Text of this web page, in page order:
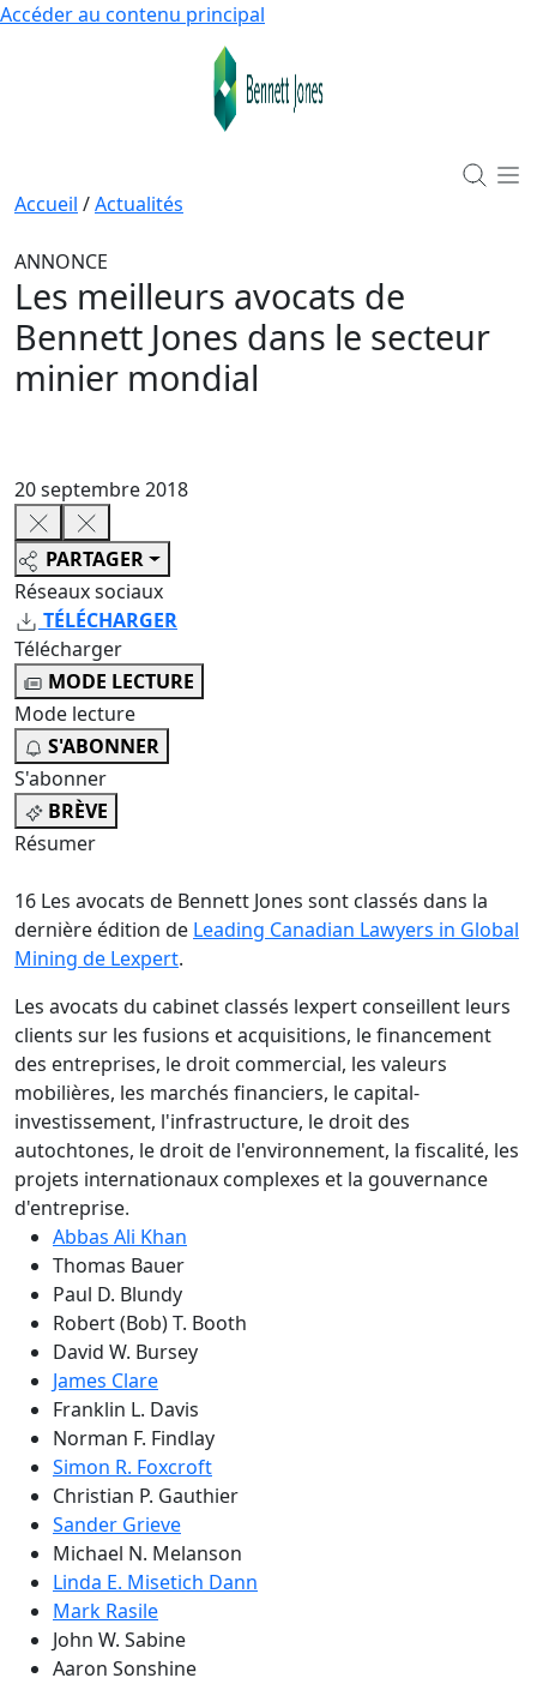
Accéder au contenu principal
Accueil /Actualités
ANNONCE
Les meilleurs avocats de
Bennett Jones dans le secteur
minier mondial
20 septembre 2018
PARTAGER
Réseaux sociaux
TÉLÉCHARGER
Télécharger
MODE LECTURE
Mode lecture
S'ABONNER
S'abonner
BRÈVE
Résumer
16 Les avocats de Bennett Jones sont classés dans la
dernière édition de Leading Canadian Lawyers in Global
Mining de Lexpert.
Les avocats du cabinet classés lexpert conseillent leurs
clients sur les fusions et acquisitions, le financement
des entreprises, le droit commercial, les valeurs
mobilières, les marchés financiers, le capital-
investissement, l'infrastructure, le droit des
autochtones, le droit de l'environnement, la fiscalité, les
projets internationaux complexes et la gouvernance
d'entreprise.
Abbas Ali Khan
Thomas Bauer
Paul D. Blundy
Robert (Bob) T. Booth
David W. Bursey
James Clare
Franklin L. Davis
Norman F. Findlay
Simon R. Foxcroft
Christian P. Gauthier
Sander Grieve
Michael N. Melanson
Linda E. Misetich Dann
Mark Rasile
John W. Sabine
Aaron Sonshine